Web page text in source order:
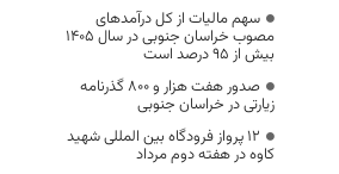
سهم مالیات از کل درآمدهای
مصوب خراسان جنوبی در سال ۱۴۰۵
بیش از ۹۵ درصد است
صدور هفت هزار و ۸۰۰ گذرنامه
زیارتی در خراسان جنوبی
۱۲ پرواز فرودگاه بین المللی شهید
کاوه در هفته دوم مرداد